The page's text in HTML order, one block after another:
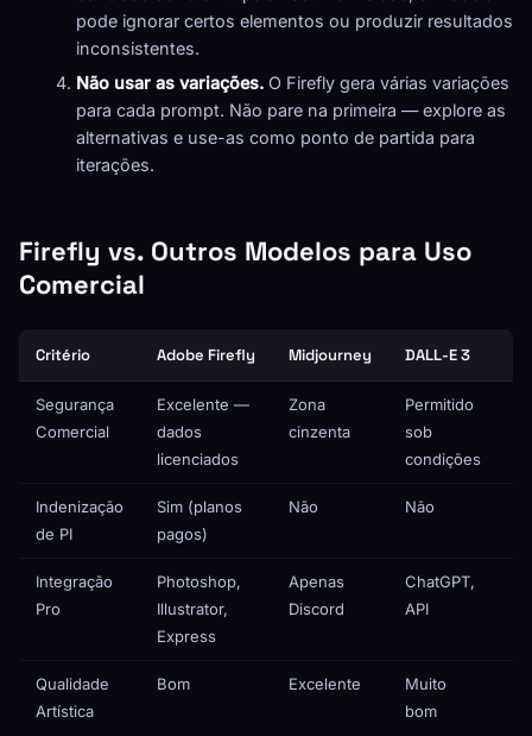
pode ignorar certos elementos ou produzir resultados
inconsistentes.
Não usar as variações. O Firefly gera várias variações
para cada prompt. Não pare na primeira — explore as
alternativas e use-as como ponto de partida para
iterações.
Firefly vs. Outros Modelos para Uso
Comercial
Critério Adobe Firefly Midjourney DALL-E 3
Segurança
Comercial
Excelente —
dados
licenciados
Zona
cinzenta
Permitido
sob
condições
Indenização
de PI
Sim (planos
pagos)
Não Não
Integração
Pro
Photoshop,
Illustrator,
Express
Apenas
Discord
ChatGPT,
API
Qualidade
Artística
Bom Excelente
Muito
bom